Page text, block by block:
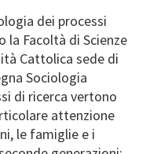
dei processi
la Facoltà di Scienze
Cattolica sede di
Sociologia
di ricerca vertono
attenzione
le famiglie e i